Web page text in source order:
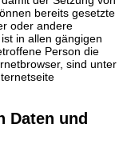
bereits gesetzte
oder andere
in allen gängigen
Person die
sind unter
Daten und